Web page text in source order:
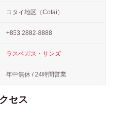
コタイ地区（Cotai）
+853 2882-8888
ラスベガス・サンズ
年中無休 / 24時間営業
セス